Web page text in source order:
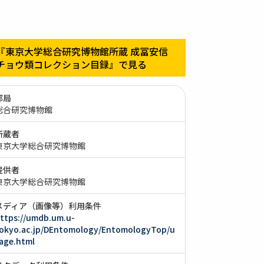
『東京大学総合研究博物館所蔵 成冨安信
ョウ類コレクション目録』で見る
局
合研究博物館
蔵者
京大学総合研究博物館
供者
京大学総合研究博物館
ディア（画像等）利用条件
umdb.um.u-
DEntomology/EntomologyTop/u